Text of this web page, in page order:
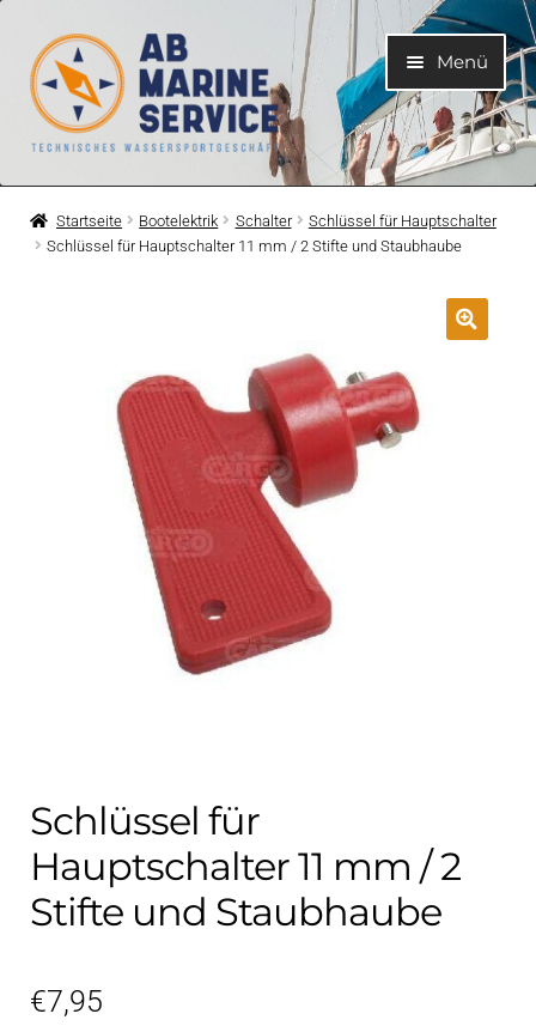
Zur
Navigation
springen
Zum
Inhalt
springen
Menü
Home
Motoren
Bootelektrik
Kühlsystem
Technikblog
Startseite Bootelektrik Schalter
Schlüssel für Hauptschalter
Schlüssel für Hauptschalter 11 mm / 2 Stifte und Staubhaube
Schlüssel für
Hauptschalter 11 mm / 2
Stifte und Staubhaube
€7,95